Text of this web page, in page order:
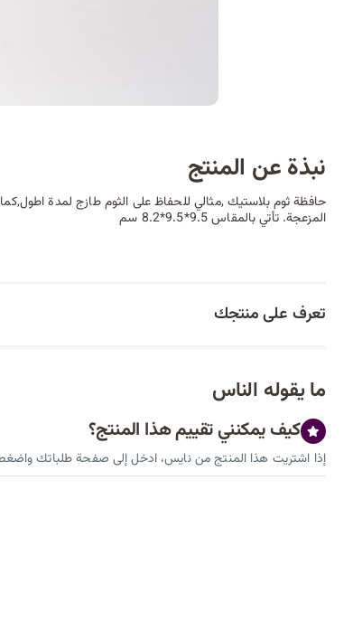
نبذة عن المنتج
حافظة ثوم بلاستيك ,مثالي للحفاظ على الثوم طازج لمدة اطول,كما
المزعجة. تأتي بالمقاس 9.5*9.5*8.2 سم
تعرف على منتجك
ما يقوله الناس
كيف يمكنني تقييم هذا المنتج؟
إذا اشتريت هذا المنتج من نايس، ادخل إلى صفحة طلباتك